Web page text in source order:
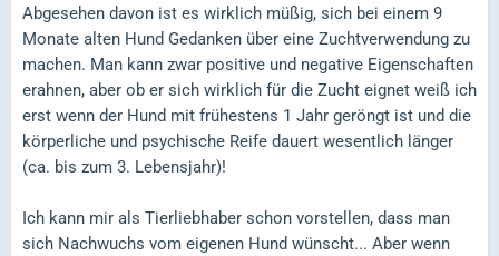
Abgesehen davon ist es wirklich müßig, sich bei einem 9
Monate alten Hund Gedanken über eine Zuchtverwendung zu
machen. Man kann zwar positive und negative Eigenschaften
erahnen, aber ob er sich wirklich für die Zucht eignet weiß ich
erst wenn der Hund mit frühestens 1 Jahr geröngt ist und die
körperliche und psychische Reife dauert wesentlich länger
(ca. bis zum 3. Lebensjahr)!
Ich kann mir als Tierliebhaber schon vorstellen, dass man
sich Nachwuchs vom eigenen Hund wünscht... Aber wenn